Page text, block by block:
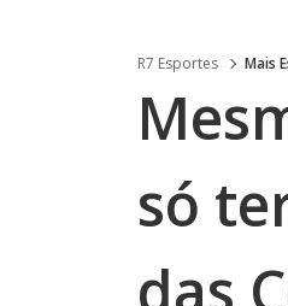
R7 Esportes Mais
só